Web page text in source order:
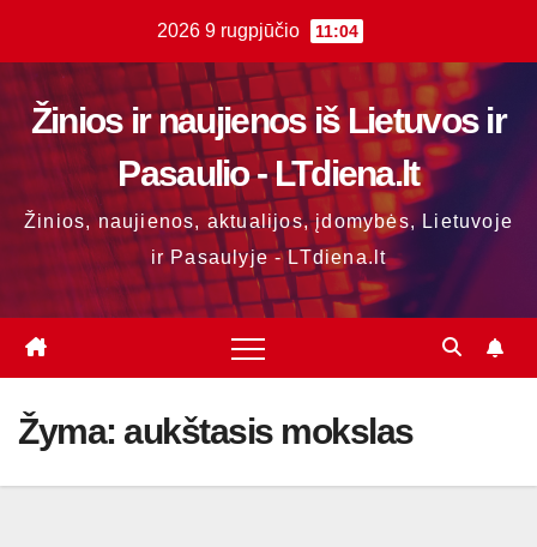
content
2026 9 rugpjūčio 11:04
Žinios ir naujienos iš Lietuvos ir
Pasaulio - LTdiena.lt
Žinios, naujienos, aktualijos, įdomybės, Lietuvoje
ir Pasaulyje - LTdiena.lt
Žyma: aukštasis mokslas